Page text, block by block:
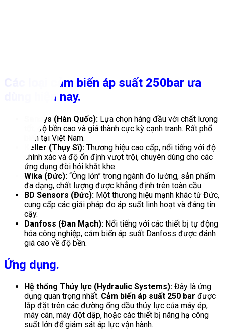
Các loại cảm biến áp suất 250bar ưa
dùng hiện nay.
Sensys (Hàn Quốc): Lựa chọn hàng đầu với chất lượng
tốt, độ bền cao và giá thành cực kỳ cạnh tranh. Rất phổ
biến tại Việt Nam.
Keller (Thụy Sĩ): Thương hiệu cao cấp, nổi tiếng với độ
chính xác và độ ổn định vượt trội, chuyên dùng cho các
ứng dụng đòi hỏi khắt khe.
Wika (Đức): “Ông lớn” trong ngành đo lường, sản phẩm
đa dạng, chất lượng được khẳng định trên toàn cầu.
BD Sensors (Đức): Một thương hiệu mạnh khác từ Đức,
cung cấp các giải pháp đo áp suất linh hoạt và đáng tin
cậy.
Danfoss (Đan Mạch): Nổi tiếng với các thiết bị tự động
hóa công nghiệp, cảm biến áp suất Danfoss được đánh
giá cao về độ bền.
Ứng dụng.
Hệ thống Thủy lực (Hydraulic Systems): Đây là ứng
dụng quan trọng nhất. Cảm biến áp suất 250 bar được
lắp đặt trên các đường ống dầu thủy lực của máy ép,
máy cán, máy đột dập, hoặc các thiết bị nâng hạ công
suất lớn để giám sát áp lực vận hành.